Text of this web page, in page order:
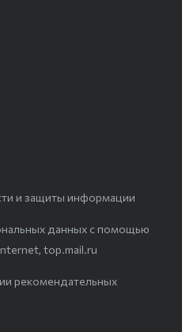
и защиты информации
данных с помощью
top.mail.ru
рекомендательных